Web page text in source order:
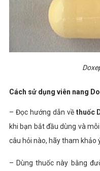
Cách sử dụng viên nang
– Đọc hướng dẫn về thuốc
khi bạn bắt đầu dùng và
câu hỏi nào, hãy tham khảo
– Dùng thuốc này bằng